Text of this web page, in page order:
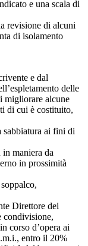
e una scala di
revisione di alcuni
di isolamento
e dal
delle
migliorare alcune
di cui è costituito,
sabbiatura ai fini di
maniera da
in prossimità
Direttore dei
condivisione,
corso d’opera ai
entro il 20%